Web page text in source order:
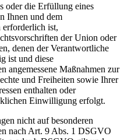
oder die Erfüllung eines
Ihnen und dem
ist,
der Union oder
denen der Verantwortliche
ist und diese
angemessene Maßnahmen zur
und Freiheiten sowie Ihrer
enthalten oder
Einwilligung erfolgt.
nicht auf besonderen
nach Art. 9 Abs. 1 DSGVO